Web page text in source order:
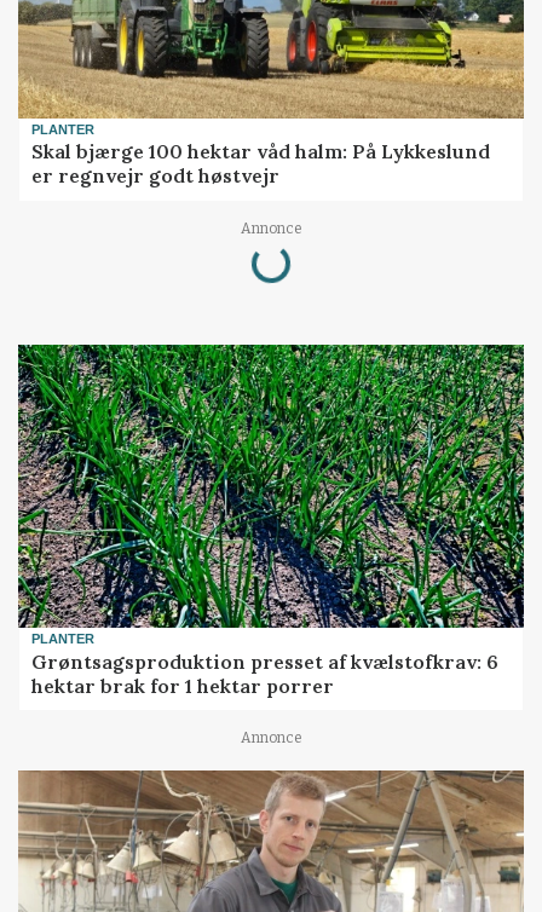
PLANTER
Skal bjærge 100 hektar våd halm: På Lykkeslund
er regnvejr godt høstvejr
Annonce
Loading...
PLANTER
Grøntsagsproduktion presset af kvælstofkrav: 6
hektar brak for 1 hektar porrer
Annonce